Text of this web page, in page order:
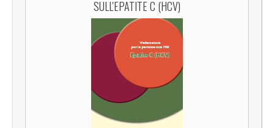
SULL'EPATITE C (HCV)